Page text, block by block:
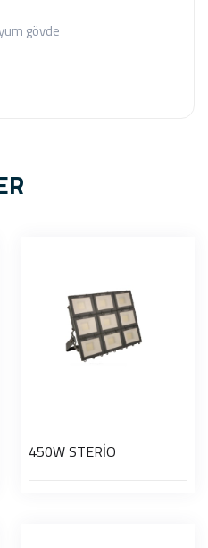
gövde
450W STERİO